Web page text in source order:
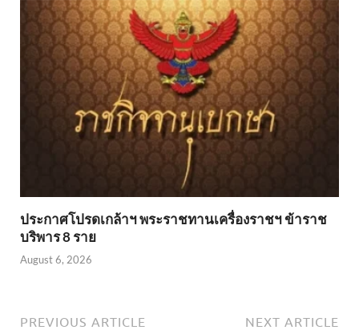
ประกาศโปรดเกล้าฯ พระราชทานเครื่องราชฯ ข้าราช
บริพาร 8 ราย
August 6, 2026
PREVIOUS ARTICLE NEXT ARTICLE